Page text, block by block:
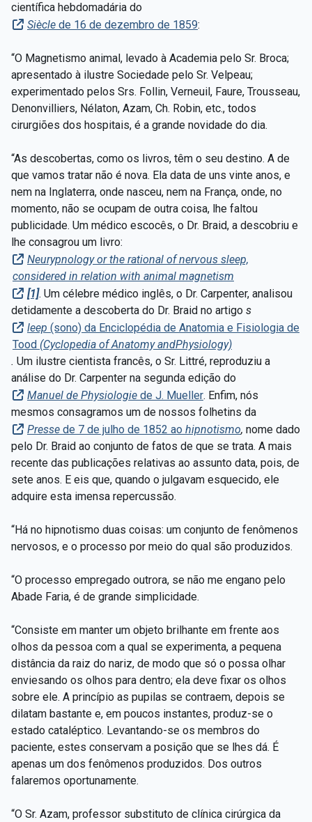
científica hebdomadária do
Siècle de 16 de dezembro de 1859:
“O Magnetismo animal, levado à Academia pelo Sr. Broca;
apresentado à ilustre Sociedade pelo Sr. Velpeau;
experimentado pelos Srs. Follin, Verneuil, Faure, Trousseau,
Denonvilliers, Nélaton, Azam, Ch. Robin, etc., todos
cirurgiões dos hospitais, é a grande novidade do dia.
“As descobertas, como os livros, têm o seu destino. A de
que vamos tratar não é nova. Ela data de uns vinte anos, e
nem na Inglaterra, onde nasceu, nem na França, onde, no
momento, não se ocupam de outra coisa, lhe faltou
publicidade. Um médico escocês, o Dr. Braid, a descobriu e
lhe consagrou um livro:
Neurypnology or the rational of nervous sleep,
considered in relation with animal magnetism
[1]. Um célebre médico inglês, o Dr. Carpenter, analisou
detidamente a descoberta do Dr. Braid no artigo s
leep (sono) da Enciclopédia de Anatomia e Fisiologia de
Tood (Cyclopedia of Anatomy andPhysiology)
. Um ilustre cientista francês, o Sr. Littré, reproduziu a
análise do Dr. Carpenter na segunda edição do
Manuel de Physiologie de J. Mueller. Enfim, nós
mesmos consagramos um de nossos folhetins da
Presse de 7 de julho de 1852 ao hipnotismo, nome dado
pelo Dr. Braid ao conjunto de fatos de que se trata. A mais
recente das publicações relativas ao assunto data, pois, de
sete anos. E eis que, quando o julgavam esquecido, ele
adquire esta imensa repercussão.
“Há no hipnotismo duas coisas: um conjunto de fenômenos
nervosos, e o processo por meio do qual são produzidos.
“O processo empregado outrora, se não me engano pelo
Abade Faria, é de grande simplicidade.
“Consiste em manter um objeto brilhante em frente aos
olhos da pessoa com a qual se experimenta, a pequena
distância da raiz do nariz, de modo que só o possa olhar
enviesando os olhos para dentro; ela deve fixar os olhos
sobre ele. A princípio as pupilas se contraem, depois se
dilatam bastante e, em poucos instantes, produz-se o
estado cataléptico. Levantando-se os membros do
paciente, estes conservam a posição que se lhes dá. É
apenas um dos fenômenos produzidos. Dos outros
falaremos oportunamente.
“O Sr. Azam, professor substituto de clínica cirúrgica da